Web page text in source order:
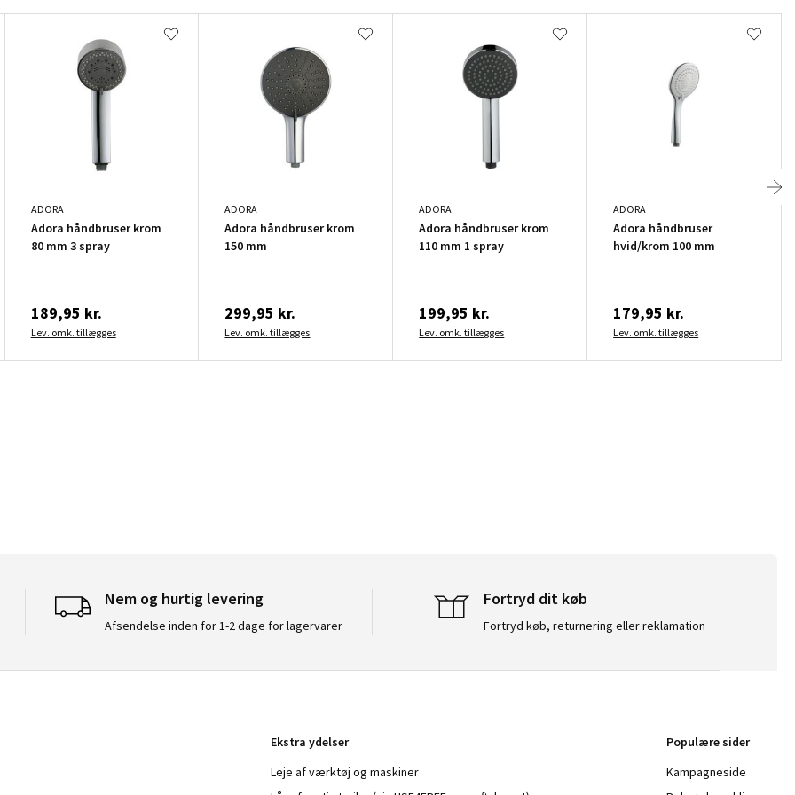
ADORA
Adora håndbruser krom
80 mm 3 spray
189,95 kr.
Lev. omk. tillægges
ADORA
Adora håndbruser krom
150 mm
299,95 kr.
Lev. omk. tillægges
ADORA
Adora håndbruser krom
110 mm 1 spray
199,95 kr.
Lev. omk. tillægges
ADORA
Adora håndbruser
hvid/krom 100 mm
179,95 kr.
Lev. omk. tillægges
Nem og hurtig levering
Afsendelse inden for 1-2 dage for lagervarer
Fortryd dit køb
Fortryd køb, returnering eller reklamation
Ekstra ydelser
Leje af værktøj og maskiner
Populære sider
Kampagneside